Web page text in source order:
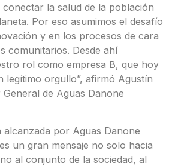
la salud de la población
Por eso asumimos el desafío
y en los procesos de cara
comunitarios. Desde ahí
rol como empresa B, que hoy
legítimo orgullo”, afirmó Agustín
de Aguas Danone
alcanzada por Aguas Danone
un gran mensaje no solo hacia
al conjunto de la sociedad, al